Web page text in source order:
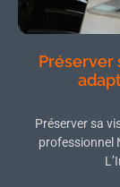
Préserver
Préserver sa
professionnel